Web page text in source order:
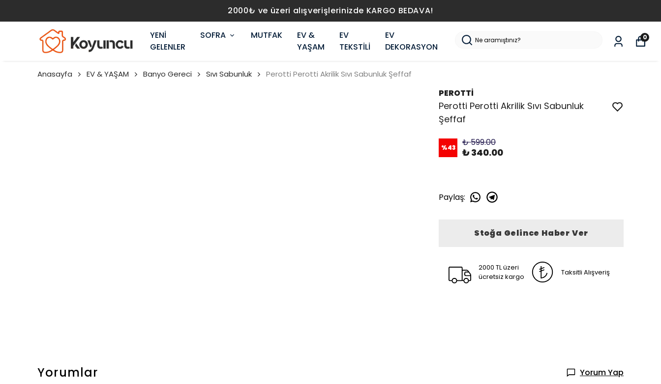
2000₺ ve üzeri alışverişlerinizde KARGO BEDAVA!
YENİ
GELENLER
SOFRA MUTFAK
EV &
YAŞAM
EV
TEKSTİLİ
EV
DEKORASYON
0
Anasayfa EV & YAŞAM Banyo Gereci Sıvı Sabunluk Perotti Perotti Akrilik Sıvı Sabunluk Şeffaf
PEROTTİ
Perotti Perotti Akrilik Sıvı Sabunluk
Şeffaf
%43 ₺ 599.00
₺ 340.00
Paylaş:
Stoğa Gelince Haber Ver
2000 TL üzeri
ücretsiz kargo
Taksitli Alışveriş
Yorumlar
Yorum Yap